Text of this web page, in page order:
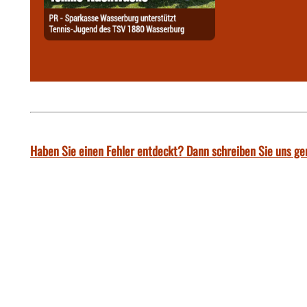
Haben Sie einen Fehler entdeckt? Dann schreiben Sie uns